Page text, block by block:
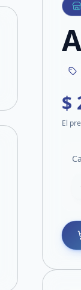
Compartir por mail
Compartir en
Compartir en X
$
El